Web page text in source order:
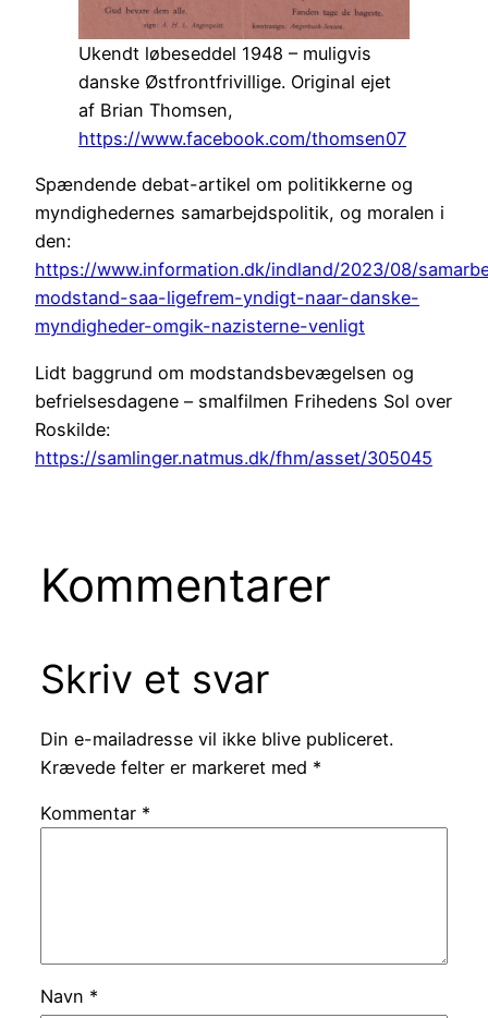
Ukendt løbeseddel 1948 – muligvis
danske Østfrontfrivillige. Original ejet
af Brian Thomsen,
https://www.facebook.com/thomsen07
Spændende debat-artikel om politikkerne og
myndighedernes samarbejdspolitik, og moralen i
den:
https://www.information.dk/indland/2023/08/
modstand-saa-ligefrem-yndigt-naar-danske-
myndigheder-omgik-nazisterne-venligt
Lidt baggrund om modstandsbevægelsen og
befrielsesdagene – smalfilmen Frihedens Sol over
Roskilde:
https://samlinger.natmus.dk/fhm/asset/305045
Kommentarer
Skriv et svar
Din e-mailadresse vil ikke blive publiceret.
Krævede felter er markeret med *
Kommentar *
Navn *